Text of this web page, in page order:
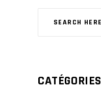
CATÉGORIES